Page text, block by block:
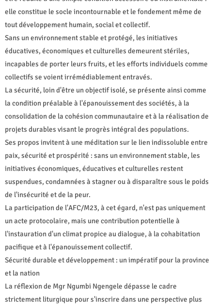
elle constitue le socle incontournable et le fondement même de
tout développement humain, social et collectif.
Sans un environnement stable et protégé, les initiatives
éducatives, économiques et culturelles demeurent stériles,
incapables de porter leurs fruits, et les efforts individuels comme
collectifs se voient irrémédiablement entravés.
La sécurité, loin d'être un objectif isolé, se présente ainsi comme
la condition préalable à l'épanouissement des sociétés, à la
consolidation de la cohésion communautaire et à la réalisation de
projets durables visant le progrès intégral des populations.
Ses propos invitent à une méditation sur le lien indissoluble entre
paix, sécurité et prospérité : sans un environnement stable, les
initiatives économiques, éducatives et culturelles restent
suspendues, condamnées à stagner ou à disparaître sous le poids
de l'insécurité et de la peur.
La participation de l'AFC/M23, à cet égard, n'est pas uniquement
un acte protocolaire, mais une contribution potentielle à
l'instauration d'un climat propice au dialogue, à la cohabitation
pacifique et à l'épanouissement collectif.
Sécurité durable et développement : un impératif pour la province
et la nation
La réflexion de Mgr Ngumbi Ngengele dépasse le cadre
strictement liturgique pour s'inscrire dans une perspective plus